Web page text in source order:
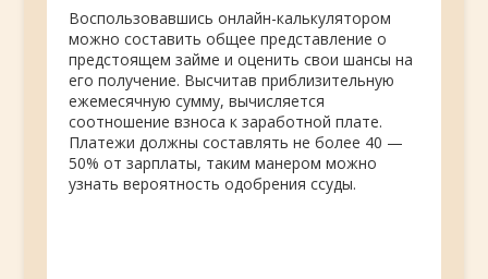
Воспользовавшись онлайн-калькулятором
можно составить общее представление о
предстоящем займе и оценить свои шансы на
его получение. Высчитав приблизительную
ежемесячную сумму, вычисляется
соотношение взноса к заработной плате.
Платежи должны составлять не более 40 —
50% от зарплаты, таким манером можно
узнать вероятность одобрения ссуды.